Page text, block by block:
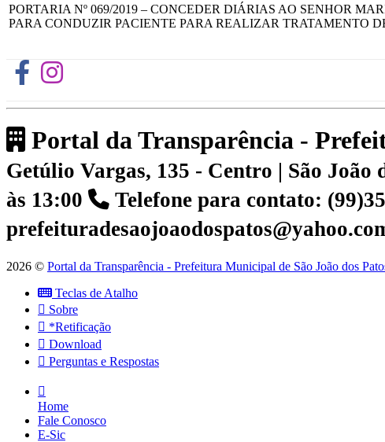
PORTARIA Nº 069/2019 – CONCEDER DIÁRIAS AO SENHOR
PARA CONDUZIR PACIENTE PARA REALIZAR TRATAMENTO
Portal da Transparência -
Getúlio Vargas, 135 - Centro | São João
às 13:00
Telefone para contato:
2026 © Portal da Transparência - Prefeitura Municipal de São João dos
Teclas de Atalho
Sobre
*Retificação
Download
Perguntas e Respostas
Home
Fale Conosco
E-Sic